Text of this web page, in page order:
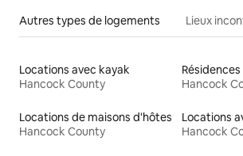
Autres types de logements Lieux
Locations avec kayak
Hancock County
Hancock
Locations de maisons d'hôtes
Hancock County
Locations
Hancock